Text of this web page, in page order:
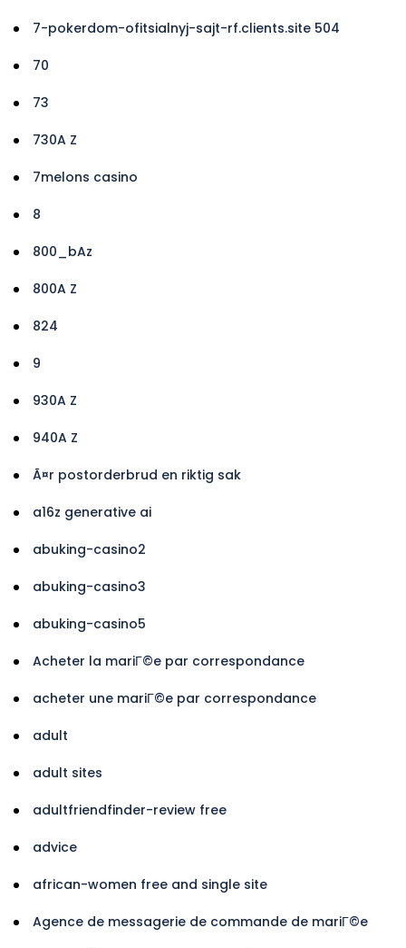
7-pokerdom-ofitsialnyj-sajt-rf.clients.site 504
70
73
730A Z
7melons casino
8
800_bAz
800A Z
824
9
930A Z
940A Z
Ã¤r postorderbrud en riktig sak
a16z generative ai
abuking-casino2
abuking-casino3
abuking-casino5
Acheter la mariГ©e par correspondance
acheter une mariГ©e par correspondance
adult
adult sites
adultfriendfinder-review free
advice
african-women free and single site
Agence de messagerie de commande de mariГ©e